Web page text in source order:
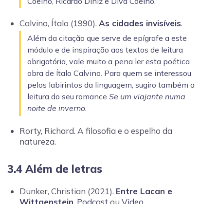
Calvino, Ítalo (1990). As cidades invisíveis.
Além da citação que serve de epígrafe a este
módulo e de inspiração aos textos de leitura
obrigatória, vale muito a pena ler esta poética
obra de Ítalo Calvino. Para quem se interessou
pelos labirintos da linguagem, sugiro também a
leitura do seu romance Se um viajante numa
noite de inverno.
Rorty, Richard. A filosofia e o espelho da
natureza.
3.4 Além de letras
Dunker, Christian (2021). Entre Lacan e
Wittgenstein Podcast ou Video